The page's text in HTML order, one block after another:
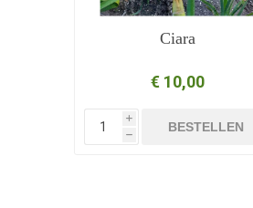
Ciara
€ 10,00
i
h
BESTELLEN